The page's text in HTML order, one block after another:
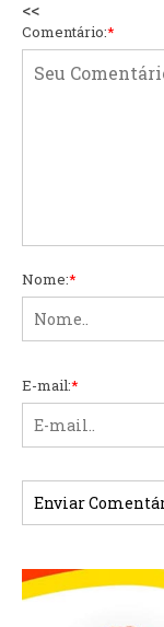
<<
Comentário:*
Nome:*
E-mail:*